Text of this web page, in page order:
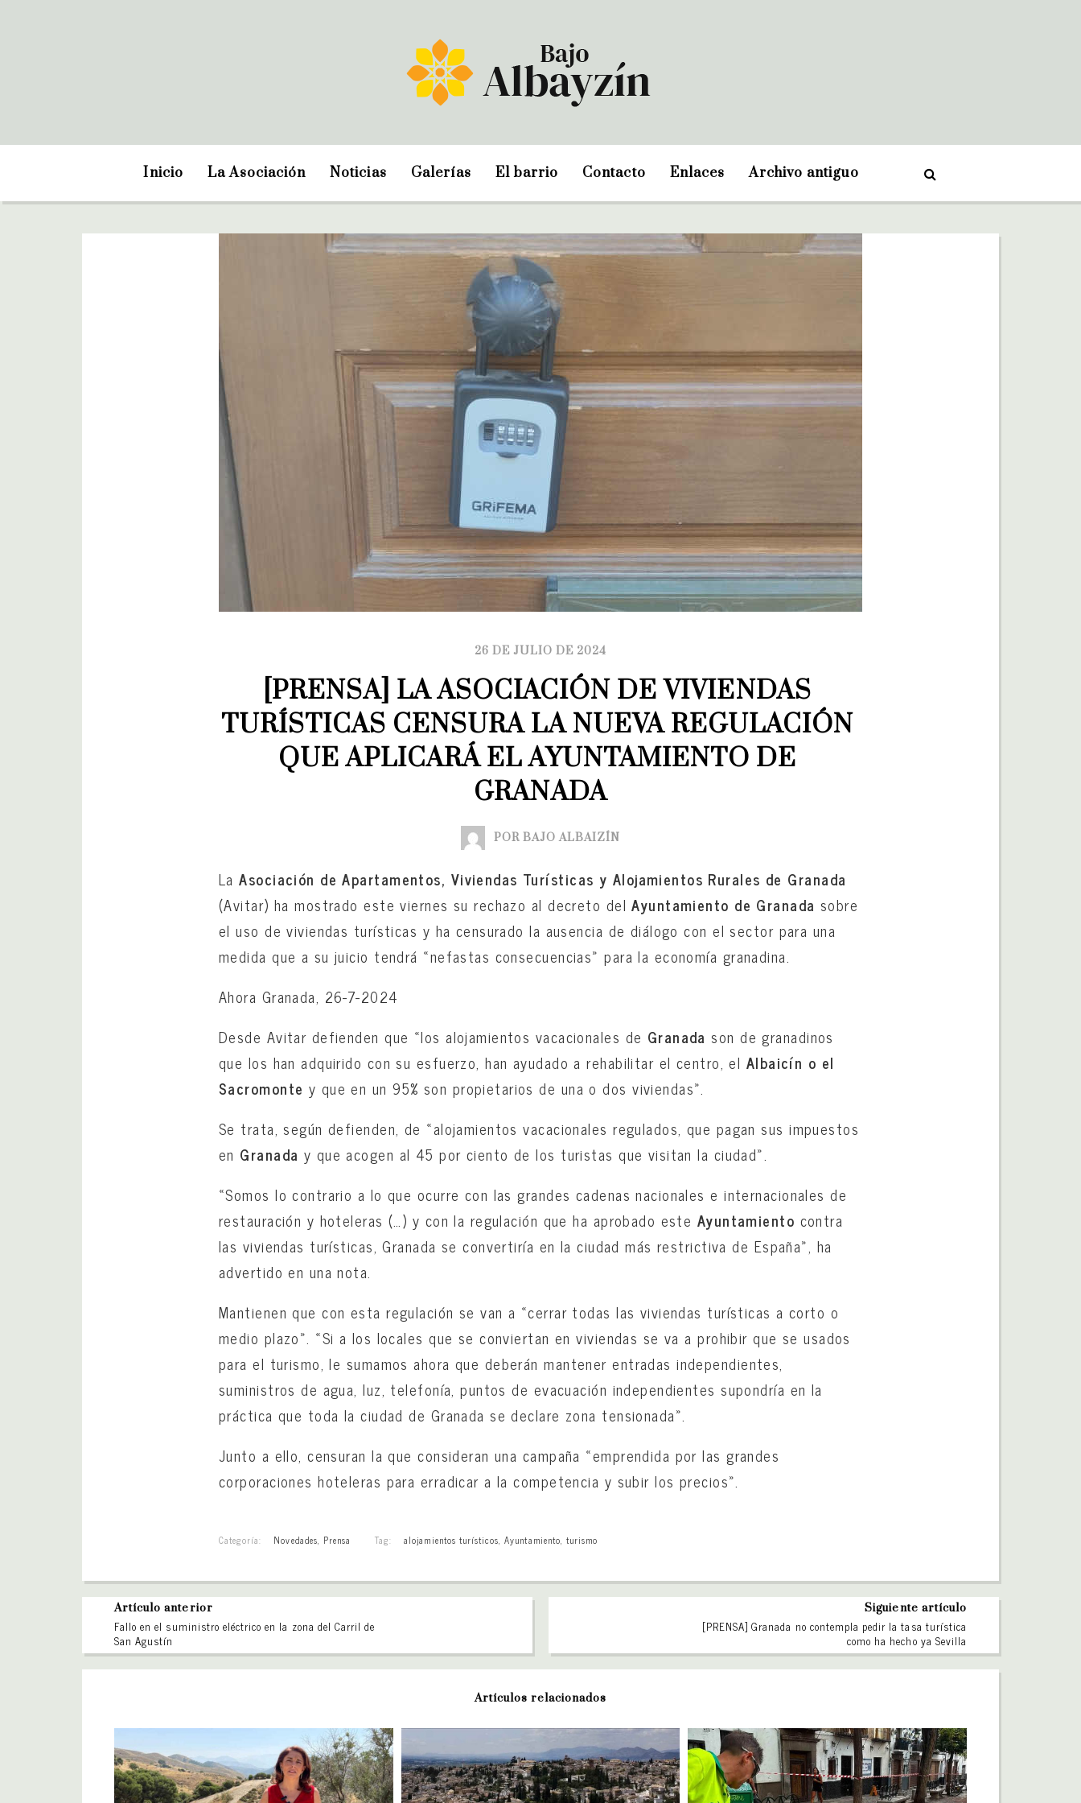
Inicio La Asociación Noticias Galerías El barrio Contacto Enlaces Archivo antiguo
26 DE JULIO DE 2024
[PRENSA] LA ASOCIACIÓN DE VIVIENDAS
TURÍSTICAS CENSURA LA NUEVA REGULACIÓN
QUE APLICARÁ EL AYUNTAMIENTO DE
GRANADA
POR BAJO ALBAIZÍN
LaAsociación de Apartamentos, Viviendas Turísticas y Alojamientos Rurales de Granada
(Avitar) ha mostrado este viernes su rechazo al decreto delAyuntamiento de Granada sobre
el uso de viviendas turísticas y ha censurado la ausencia de diálogo con el sector para una
medida que a su juicio tendrá «nefastas consecuencias» para la economía granadina.
Ahora Granada, 26-7-2024
Desde Avitar defienden que «los alojamientos vacacionales de Granadason de granadinos
que los han adquirido con su esfuerzo, han ayudado a rehabilitar el centro, el Albaicín o el
Sacromonte y que en un 95% son propietarios de una o dos viviendas».
Se trata, según defienden, de «alojamientos vacacionales regulados, que pagan sus impuestos
en Granada y que acogen al 45 por ciento de los turistas que visitan la ciudad».
«Somos lo contrario a lo que ocurre con las grandes cadenas nacionales e internacionales de
restauración y hoteleras (…) y con la regulación que ha aprobado este Ayuntamiento contra
las viviendas turísticas, Granada se convertiría en la ciudad más restrictiva de España», ha
advertido en una nota.
Mantienen que con esta regulación se van a «cerrar todas las viviendas turísticas a corto o
medio plazo». «Si a los locales que se conviertan en viviendas se va a prohibir que se usados
para el turismo, le sumamos ahora que deberán mantener entradas independientes,
suministros de agua, luz, telefonía, puntos de evacuación independientes supondría en la
práctica que toda la ciudad de Granada se declare zona tensionada».
Junto a ello, censuran la que consideran una campaña «emprendida por las grandes
corporaciones hoteleras para erradicar a la competencia y subir los precios».
Categoría: Novedades, Prensa Tag: alojamientos turísticos,Ayuntamiento, turismo
Artículo anterior
Fallo en el suministro eléctrico en la zona del Carril de
San Agustín
Siguiente artículo
[PRENSA] Granada no contempla pedir la tasa turística
como ha hecho ya Sevilla
Artículos relacionados